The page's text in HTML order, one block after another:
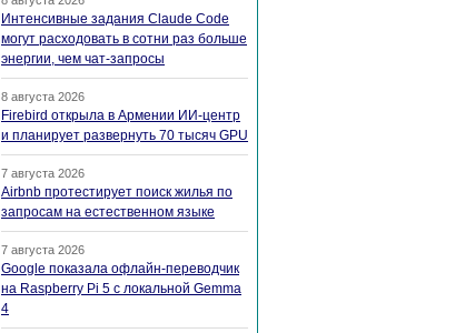
Интенсивные задания Claude Code
могут расходовать в сотни раз больше
энергии, чем чат-запросы
8 августа 2026
Firebird открыла в Армении ИИ-центр
и планирует развернуть 70 тысяч GPU
7 августа 2026
Airbnb протестирует поиск жилья по
запросам на естественном языке
7 августа 2026
Google показала офлайн-переводчик
на Raspberry Pi 5 с локальной Gemma
4